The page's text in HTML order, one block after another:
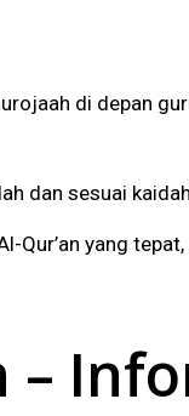
di depan
dan sesuai
Qur’an yang
–